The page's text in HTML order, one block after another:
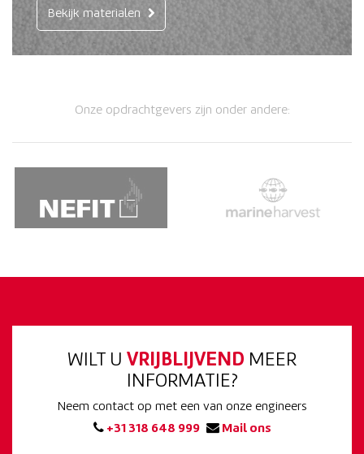
Bekijk materialen
Onze opdrachtgevers zijn onder andere:
WILT U VRIJBLIJVEND MEER
INFORMATIE?
Neem contact op met een van onze engineers
+31 318 648 999
Mail ons